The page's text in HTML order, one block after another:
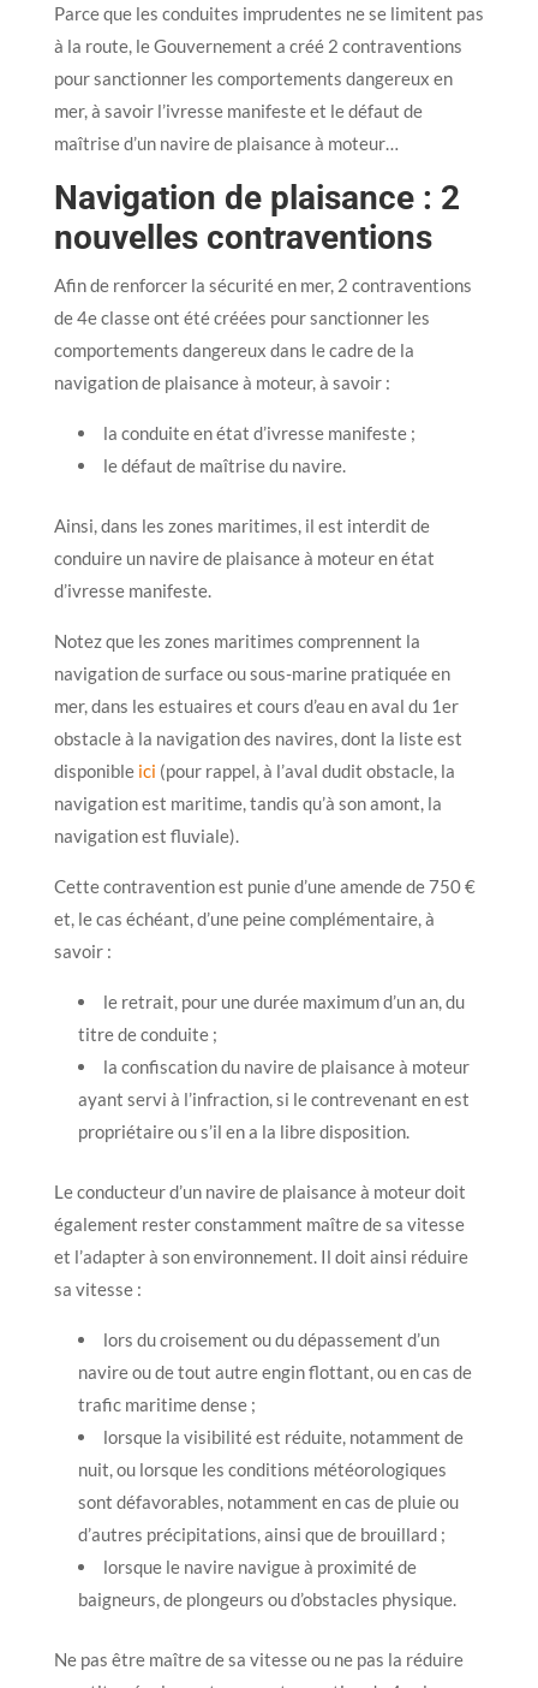
Parce que les conduites imprudentes ne se limitent pas
à la route, le Gouvernement a créé 2 contraventions
pour sanctionner les comportements dangereux en
mer, à savoir l’ivresse manifeste et le défaut de
maîtrise d’un navire de plaisance à moteur…
Navigation de plaisance : 2
nouvelles contraventions
Afin de renforcer la sécurité en mer, 2 contraventions
de 4e classe ont été créées pour sanctionner les
comportements dangereux dans le cadre de la
navigation de plaisance à moteur, à savoir :
la conduite en état d’ivresse manifeste ;
le défaut de maîtrise du navire.
Ainsi, dans les zones maritimes, il est interdit de
conduire un navire de plaisance à moteur en état
d’ivresse manifeste.
Notez que les zones maritimes comprennent la
navigation de surface ou sous-marine pratiquée en
mer, dans les estuaires et cours d’eau en aval du 1er
obstacle à la navigation des navires, dont la liste est
disponible ici (pour rappel, à l’aval dudit obstacle, la
navigation est maritime, tandis qu’à son amont, la
navigation est fluviale).
Cette contravention est punie d’une amende de 750 €
et, le cas échéant, d’une peine complémentaire, à
savoir :
le retrait, pour une durée maximum d’un an, du
titre de conduite ;
la confiscation du navire de plaisance à moteur
ayant servi à l’infraction, si le contrevenant en est
propriétaire ou s’il en a la libre disposition.
Le conducteur d’un navire de plaisance à moteur doit
également rester constamment maître de sa vitesse
et l’adapter à son environnement. Il doit ainsi réduire
sa vitesse :
lors du croisement ou du dépassement d’un
navire ou de tout autre engin flottant, ou en cas de
trafic maritime dense ;
lorsque la visibilité est réduite, notamment de
nuit, ou lorsque les conditions météorologiques
sont défavorables, notamment en cas de pluie ou
d’autres précipitations, ainsi que de brouillard ;
lorsque le navire navigue à proximité de
baigneurs, de plongeurs ou d’obstacles physique.
Ne pas être maître de sa vitesse ou ne pas la réduire